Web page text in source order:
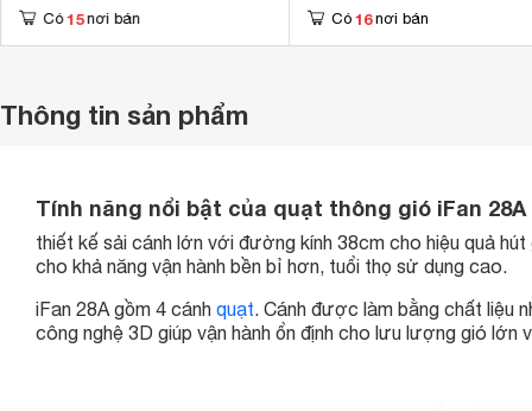
Có 15 nơi bán Có 16 nơi bán
Thông tin sản phẩm
Tính năng nổi bật của quạt thông gió iFan 28A
thiết kế sải cánh lớn với đường kính 38cm cho hiệu quả
cho khả năng vận hành bền bỉ hơn, tuổi thọ sử dụng cao.
iFan 28A gồm 4 cánh quạt. Cánh được làm bằng chất liệu
công nghệ 3D giúp vận hành ổn định cho lưu lượng gió lớn